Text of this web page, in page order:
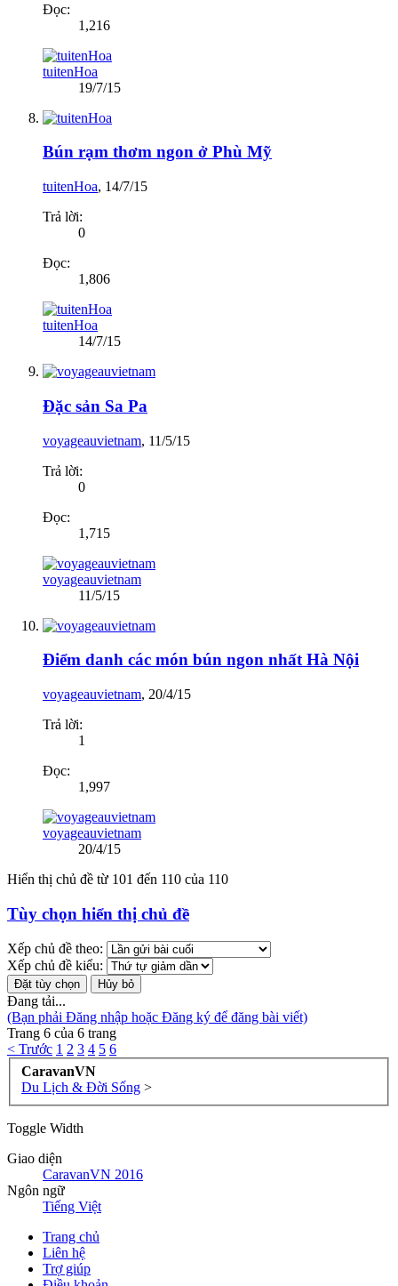
Đọc:
1,216
tuitenHoa
19/7/15
Bún rạm thơm ngon ở Phù Mỹ
tuitenHoa, 14/7/15
Trả lời:
0
Đọc:
1,806
tuitenHoa
14/7/15
Đặc sản Sa Pa
voyageauvietnam, 11/5/15
Trả lời:
0
Đọc:
1,715
voyageauvietnam
11/5/15
Điểm danh các món bún ngon nhất Hà Nội
voyageauvietnam, 20/4/15
Trả lời:
1
Đọc:
1,997
voyageauvietnam
20/4/15
Hiển thị chủ đề từ 101 đến 110 của 110
Tùy chọn hiển thị chủ đề
Xếp chủ đề theo:
Xếp chủ đề kiểu:
Đang tải...
(Bạn phải Đăng nhập hoặc Đăng ký để đăng bài viết)
Trang 6 của 6 trang
< Trước 1 2 3 4 5 6
CaravanVN
Du Lịch & Đời Sống >
Toggle Width
Giao diện
CaravanVN 2016
Ngôn ngữ
Tiếng Việt
Trang chủ
Liên hệ
Trợ giúp